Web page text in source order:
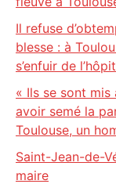
Il refuse
blesse : à
s’enfuir de
« Ils se sont
avoir semé la
Toulouse, un
Saint-Jean-de-
maire